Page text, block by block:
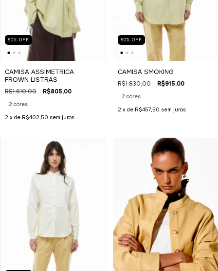
50% OFF
CAMISA ASSIMETRICA
FROWN LISTRAS
R$1.610,00 R$805,00
2 cores
2 x de R$402,50 sem juros
50% OFF
CAMISA SMOKING
R$1.830,00 R$915,00
2 cores
2 x de R$457,50 sem juros